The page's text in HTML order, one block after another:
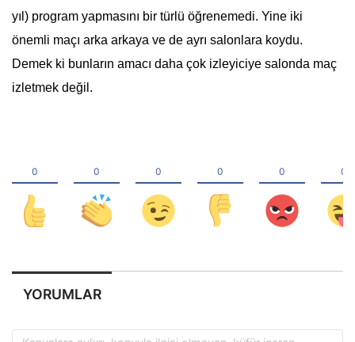
yıl) program yapmasını bir türlü öğrenemedi. Yine iki
önemli maçı arka arkaya ve de ayrı salonlara koydu.
Demek ki bunların amacı daha çok izleyiciye salonda maç
izletmek değil.
YORUMLAR